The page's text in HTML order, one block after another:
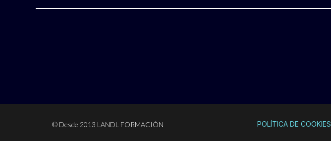
© Desde 2013 LANDL FORMACIÓN POLÍTICA DE COOKIES